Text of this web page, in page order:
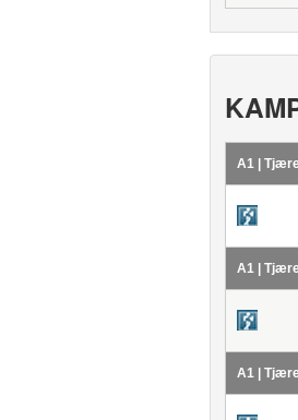
A1 |
A1 |
A1 |